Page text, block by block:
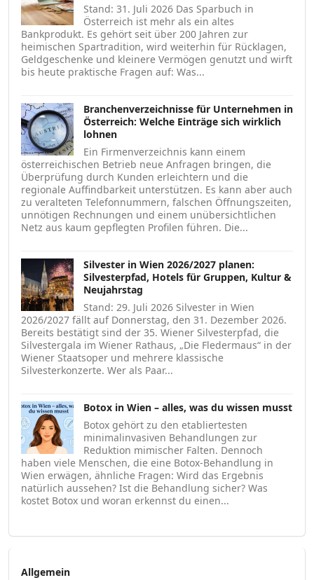
Stand: 31. Juli 2026 Das Sparbuch in
Österreich ist mehr als ein altes
Bankprodukt. Es gehört seit über 200 Jahren zur
heimischen Spartradition, wird weiterhin für Rücklagen,
Geldgeschenke und kleinere Vermögen genutzt und wirft
bis heute praktische Fragen auf: Was...
Branchenverzeichnisse für Unternehmen in
Österreich: Welche Einträge sich wirklich
lohnen
Ein Firmenverzeichnis kann einem
österreichischen Betrieb neue Anfragen bringen, die
Überprüfung durch Kunden erleichtern und die
regionale Auffindbarkeit unterstützen. Es kann aber auch
zu veralteten Telefonnummern, falschen Öffnungszeiten,
unnötigen Rechnungen und einem unübersichtlichen
Netz aus kaum gepflegten Profilen führen. Die...
Silvester in Wien 2026/2027 planen:
Silvesterpfad, Hotels für Gruppen, Kultur &
Neujahrstag
Stand: 29. Juli 2026 Silvester in Wien
2026/2027 fällt auf Donnerstag, den 31. Dezember 2026.
Bereits bestätigt sind der 35. Wiener Silvesterpfad, die
Silvestergala im Wiener Rathaus, „Die Fledermaus“ in der
Wiener Staatsoper und mehrere klassische
Silvesterkonzerte. Wer als Paar...
Botox in Wien – alles, was du wissen musst
Botox gehört zu den etabliertesten
minimalinvasiven Behandlungen zur
Reduktion mimischer Falten. Dennoch
haben viele Menschen, die eine Botox-Behandlung in
Wien erwägen, ähnliche Fragen: Wird das Ergebnis
natürlich aussehen? Ist die Behandlung sicher? Was
kostet Botox und woran erkennst du einen...
Allgemein